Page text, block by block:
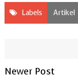
Labels Artikel
Newer Post